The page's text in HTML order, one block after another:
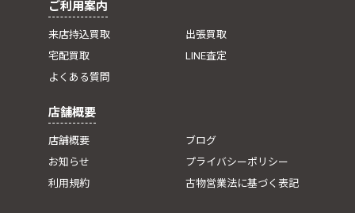
ご利用案内
来店持込買取
出張買取
宅配買取
LINE査定
よくある質問
店舗概要
店舗概要
ブログ
お知らせ
プライバシーポリシー
利用規約
古物営業法に基づく表記